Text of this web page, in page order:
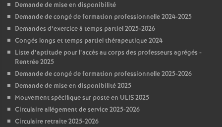
Demande de mise en disponibilité
Demande de congé de formation professionnelle 2024-2025
Demandes d’exercice à temps partiel 2025-2026
Congés longs et temps partiel thérapeutique 2024
Liste d’aptitude pour l’accès au corps des professeurs agrégés -
Rentrée 2025
Demande de congé de formation professionnelle 2025-2026
Demande de mise en disponibilité 2025
Mouvement spécifique sur poste en ULIS 2025
Circulaire allégement de service 2025-2026
Circulaire retraite 2025-2026